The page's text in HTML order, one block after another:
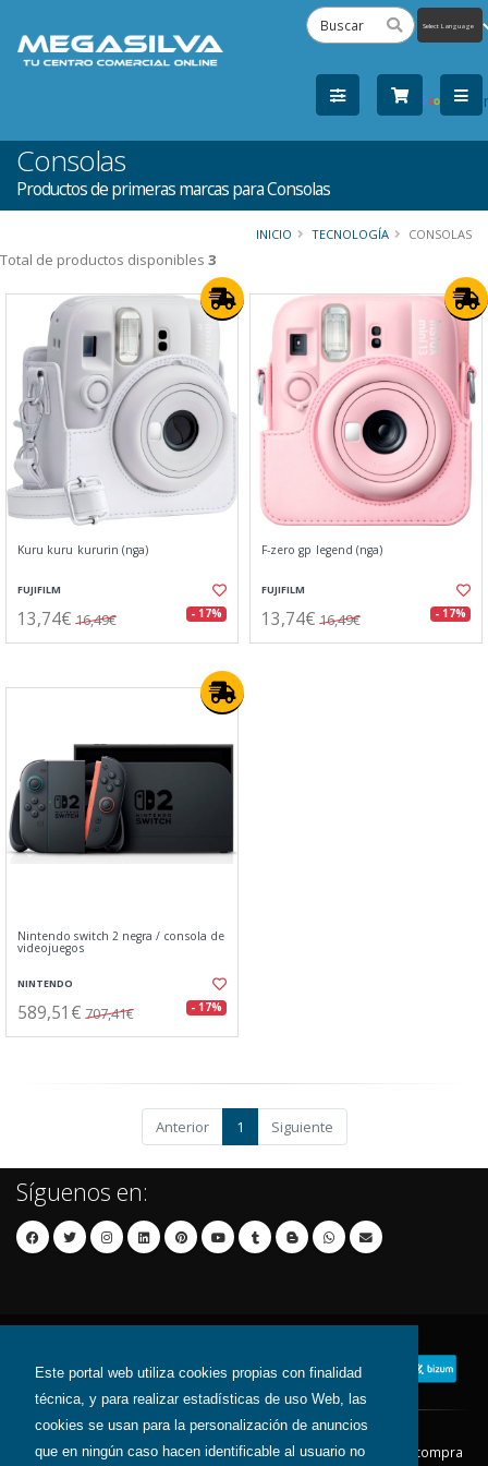
Este portal web utiliza cookies propias con finalidad
técnica, y para realizar estadísticas de uso Web, las
cookies se usan para la personalización de anuncios
que en ningún caso hacen identificable al usuario no
by
Consolas
Productos de primeras marcas para Consolas
INICIO TECNOLOGÍA CONSOLAS
Total de productos disponibles 3
Kuru kuru kururin (nga)
FUJIFILM
13,74€ 16,49€ - 17%
F-zero gp legend (nga)
FUJIFILM
13,74€ 16,49€ - 17%
Nintendo switch 2 negra / consola de
videojuegos
NINTENDO
589,51€ 707,41€ - 17%
Anterior 1 Siguiente
Síguenos en:
Contacto Aviso Legal Condiciones de compra